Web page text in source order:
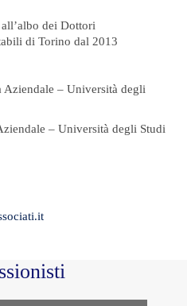
dei Dottori
di Torino dal 2013
Aziendale – Università degli
– Università degli Studi